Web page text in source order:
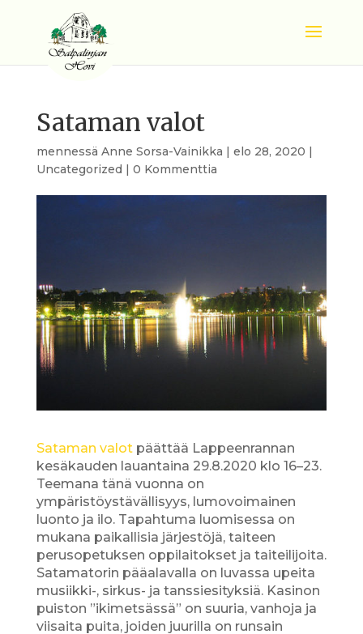
Sataman valot
mennessä Anne Sorsa-Vainikka | elo 28, 2020 |
Uncategorized | 0 Kommenttia
Sataman valotpäättää Lappeenrannan
kesäkauden lauantaina 29.8.2020 klo 16–23.
Teemana tänä vuonna on
ympäristöystävällisyys, lumovoimainen
luonto ja ilo. Tapahtuma luomisessa on
mukana paikallisia järjestöjä, taiteen
perusopetuksen oppilaitokset ja taiteilijoita.
Satamatorin pääalavalla on luvassa upeita
musiikki-, sirkus- ja tanssiesityksiä. Kasinon
puiston ”ikimetsässä” on suuria, vanhoja ja
viisaita puita, joiden juurilla on runsain